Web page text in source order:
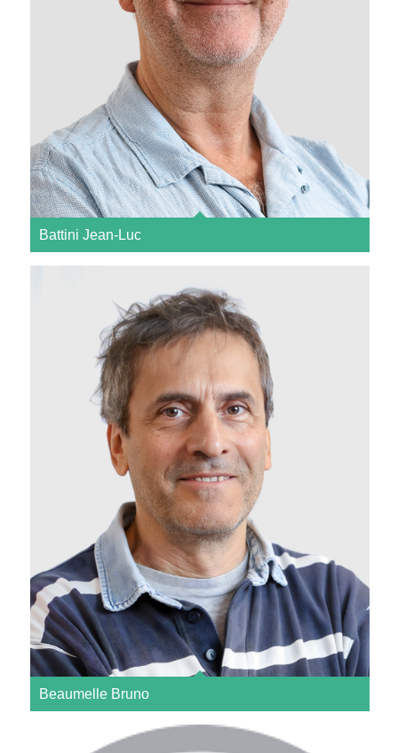
Battini Jean-Luc
Beaumelle Bruno